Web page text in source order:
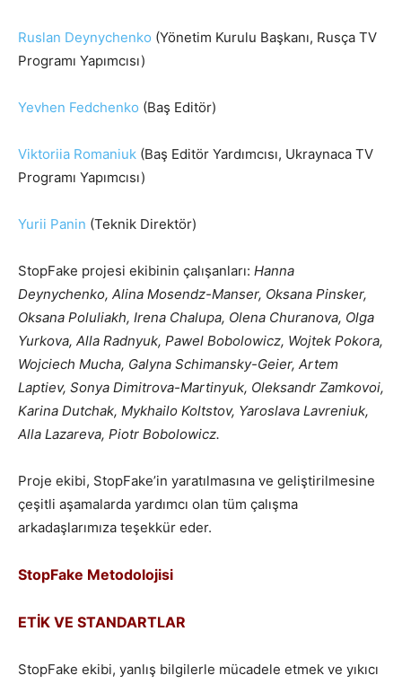
Ruslan Deynychenko (Yönetim Kurulu Başkanı, Rusça TV
Programı Yapımcısı)
Yevhen Fedchenko (Baş Editör)
Viktoriia Romaniuk (Baş Editör Yardımcısı, Ukraynaca TV
Programı Yapımcısı)
Yurii Panin (Teknik Direktör)
StopFake projesi ekibinin çalışanları: Hanna
Deynychenko, Alina Mosendz-Manser, Oksana Pinsker,
Oksana Poluliakh, Irena Chalupa, Olena Churanova, Olga
Yurkova, Alla Radnyuk, Pawel Bobolowicz, Wojtek Pokora,
Wojciech Mucha, Galyna Schimansky-Geier, Artem
Laptiev, Sonya Dimitrova-Martinyuk, Oleksandr Zamkovoi,
Karina Dutchak, Mykhailo Koltstov, Yaroslava Lavreniuk,
Alla Lazareva, Piotr Bobolowicz.
Proje ekibi, StopFake’in yaratılmasına ve geliştirilmesine
çeşitli aşamalarda yardımcı olan tüm çalışma
arkadaşlarımıza teşekkür eder.
StopFake Metodolojisi
ETİK VE STANDARTLAR
StopFake ekibi, yanlış bilgilerle mücadele etmek ve yıkıcı